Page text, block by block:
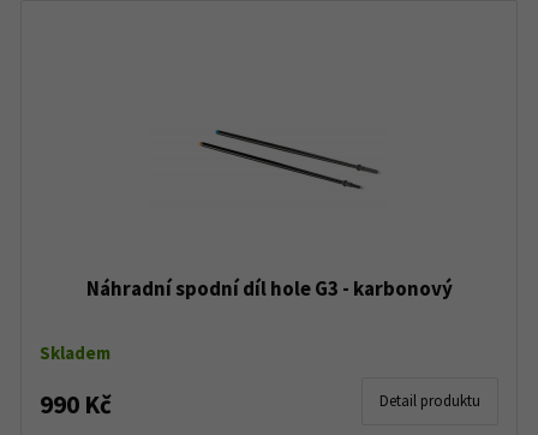
Náhradní spodní díl hole G3 - karbonový
Skladem
990 Kč Detail produktu